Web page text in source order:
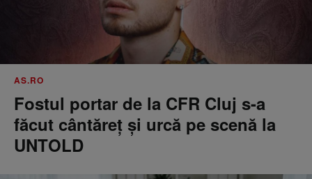
AS.RO
Fostul portar de la CFR Cluj s-a
făcut cântăreţ şi urcă pe scenă la
UNTOLD